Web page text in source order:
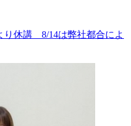
り休講 8/14は弊社都合によ